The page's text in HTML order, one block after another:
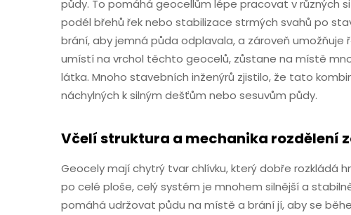
půdy. To pomáhá geocellům lépe pracovat v různých
podél břehů řek nebo stabilizace strmých svahů po
brání, aby jemná půda odplavala, a zároveň umožňuje
umístí na vrchol těchto geocelů, zůstane na místě
látka. Mnoho stavebních inženýrů zjistilo, že tato
náchylných k silným dešťům nebo sesuvům půdy.
Včelí struktura a mechanika rozdělení
Geocely mají chytrý tvar chlívku, který dobře rozkládá
po celé ploše, celý systém je mnohem silnější a
pomáhá udržovat půdu na místě a brání jí, aby se